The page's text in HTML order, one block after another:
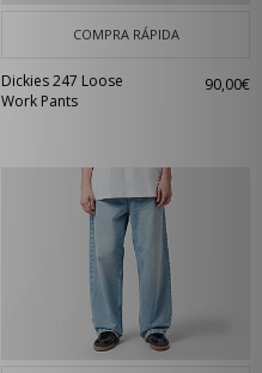
COMPRA RÁPIDA
Dickies 247 Loose
Work Pants
90,00€